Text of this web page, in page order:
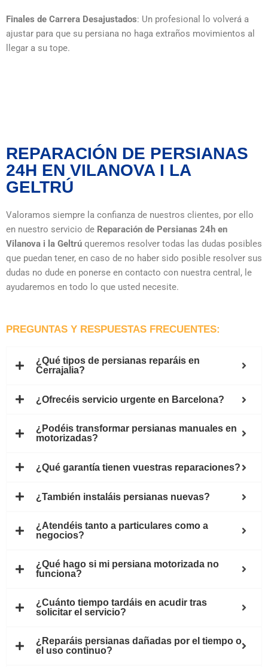
Finales de Carrera Desajustados: Un profesional lo volverá a
ajustar para que su persiana no haga extraños movimientos al
llegar a su tope.
REPARACIÓN DE PERSIANAS
24H EN VILANOVA I LA
GELTRÚ
Valoramos siempre la confianza de nuestros clientes, por ello
en nuestro servicio de Reparación de Persianas 24h en
Vilanova i la Geltrú queremos resolver todas las dudas posibles
que puedan tener, en caso de no haber sido posible resolver sus
dudas no dude en ponerse en contacto con nuestra central, le
ayudaremos en todo lo que usted necesite.
PREGUNTAS Y RESPUESTAS FRECUENTES:
¿Qué tipos de persianas reparáis en
Cerrajalia?
¿Ofrecéis servicio urgente en Barcelona?
¿Podéis transformar persianas manuales en
motorizadas?
¿Qué garantía tienen vuestras reparaciones?
¿También instaláis persianas nuevas?
¿Atendéis tanto a particulares como a
negocios?
¿Qué hago si mi persiana motorizada no
funciona?
¿Cuánto tiempo tardáis en acudir tras
solicitar el servicio?
¿Reparáis persianas dañadas por el tiempo o
el uso continuo?